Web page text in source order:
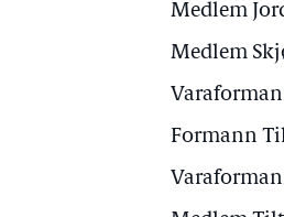
Medlem
Medlem
Formann